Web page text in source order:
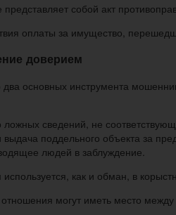
представляет собой акт
оплаты за имущество,
доверием
два основных инструмента
сведений, не
поддельного объекта за
людей в заблуждение.
как и обман, в
могут иметь место